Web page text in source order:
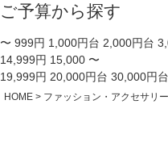
ご予算から探す
〜 999円 1,000円台 2,000円台
14,999円 15,000 〜
19,999円 20,000円台 30,000円台
HOME ファッション・アクセサリー